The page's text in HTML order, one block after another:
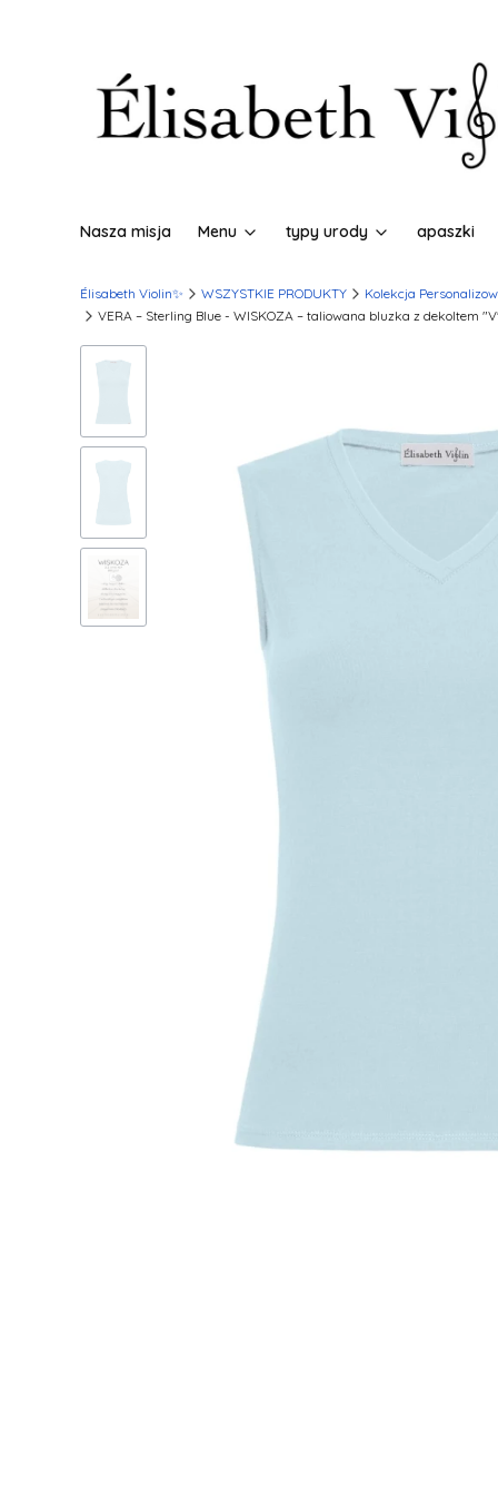
Nasza misja Menu typy urody apaszki
Élisabeth Violin✨ WSZYSTKIE PRODUKTY
Kolekcja
VERA – Sterling Blue - WISKOZA – taliowana bluzka z dekoltem